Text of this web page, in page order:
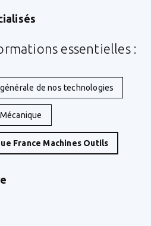
essentielles :
de nos technologies
France Machines Outils